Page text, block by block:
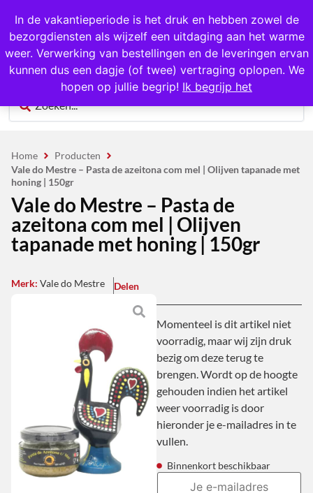
In de vakantieperiode is het druk en hebben zowel de
bezorgdiensten als wijzelf een uitdaging aan het warme
weer. Verwerking van bestellingen en de leveringen ervan
kunnen dus een dagje (of twee) vertraging oplopen. We
hopen op jullie begrip! Ik begrijp het
1000+ producten op voorraad
0
Home
Producten
Vale do Mestre – Pasta de azeitona com mel | Olijven tapanade met
honing | 150gr
Vale do Mestre – Pasta de
azeitona com mel | Olijven
tapanade met honing | 150gr
Merk: Vale do Mestre Delen
Momenteel is dit artikel niet
voorradig, maar wij zijn druk
bezig om deze terug te
brengen. Wordt op de hoogte
gehouden indien het artikel
weer voorradig is door
hieronder je e-mailadres in te
vullen.
Binnenkort beschikbaar